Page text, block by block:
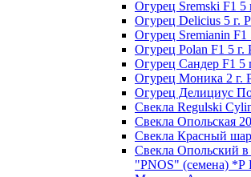
Огурец Sremski F1 5
Огурец Delicius 5 г.
Огурец Sremianin F1
Огурец Polan F1 5 г.
Огурец Сандер F1 5
Огурец Моника 2 г.
Огурец Делициус
Свекла Regulski
Свекла Опольская
Свекла Красный
Свекла Опольский в
"PNOS" (семена) *Р